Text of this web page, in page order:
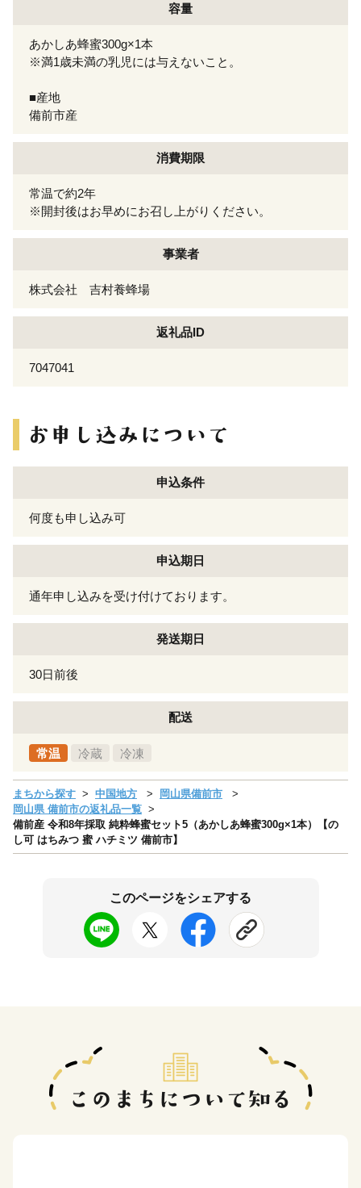
容量
あかしあ蜂蜜300g×1本
※満1歳未満の乳児には与えないこと。
■産地
備前市産
消費期限
常温で約2年
※開封後はお早めにお召し上がりください。
事業者
株式会社 吉村養蜂場
返礼品ID
7047041
申込条件
何度も申し込み可
申込期日
通年申し込みを受け付けております。
発送期日
30日前後
配送
常温 冷蔵 冷凍
まちから探す 中国地方
岡山県備前市
岡山県 備前市の返礼品一覧
備前産 令和8年採取 純粋蜂蜜セット5（あかしあ蜂蜜300g×1本）【の
し可 はちみつ 蜜 ハチミツ 備前市】
このページをシェアする